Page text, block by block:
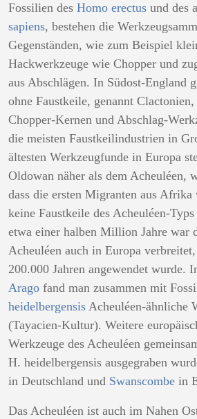
Fossilien des Homo erectus und des
sapiens, bestehen die
Gegenständen, wie zum Beispiel
Hackwerkzeuge wie Chopper und
aus Abschlägen. In Südost-England
ohne Faustkeile, genannt Clactonien,
Chopper-Kernen und Abschlag-
die meisten Faustkeilindustrien in
ältesten Werkzeugfunde in Europa
Oldowan näher als dem Acheuléen,
dass die ersten Migranten aus
keine Faustkeile des Acheuléen-
etwa einer halben Million Jahre war
Acheuléen auch in Europa
200.000 Jahren angewendet wurde.
Arago fand man zusammen mit
heidelbergensis Acheuléen-ähnliche
(Tayacien-Kultur). Weitere
Werkzeuge des Acheuléen
H. heidelbergensis ausgegraben
in Deutschland und Swanscombe in
Das Acheuléen ist auch im Nahen